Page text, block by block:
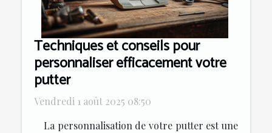
Techniques et conseils pour
personnaliser efficacement votre
putter
Vendredi 1 août 2025 08:50
La personnalisation de votre putter est une